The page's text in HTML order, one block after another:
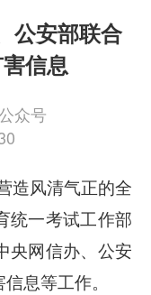
公安部联合
信息
众号
造风清气正的全
统一考试工作部
央网信办、公安
息等工作。